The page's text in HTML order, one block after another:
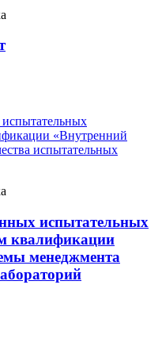
испытательных
квалификации
менеджмента